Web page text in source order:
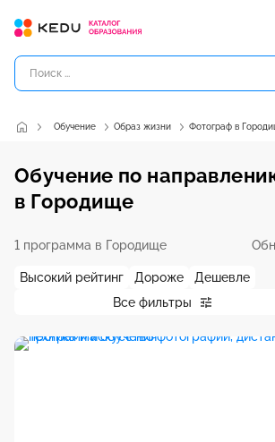
Обучение Образ жизни Фотограф в
Обучение по
в Городище
1 программа в Городище
Все фильтры
Высокий рейтинг Дороже Дешевле